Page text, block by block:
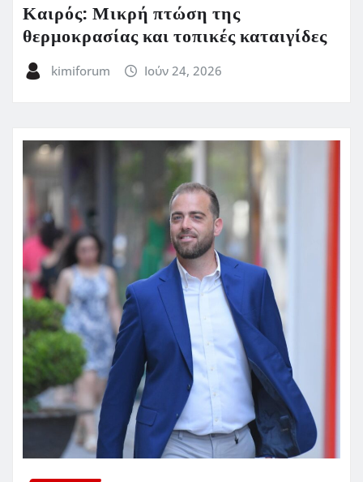
Καιρός: Μικρή πτώση της
θερμοκρασίας και τοπικές καταιγίδες
kimiforum Ιούν 24, 2026